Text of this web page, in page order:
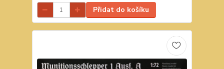
Přidat do košíku